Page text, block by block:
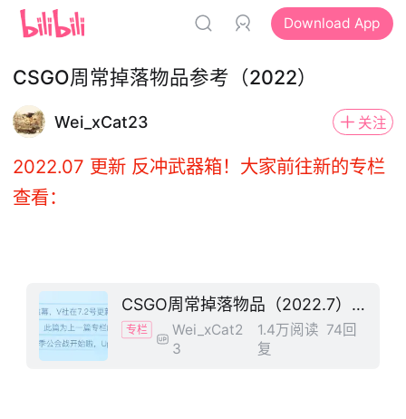
Download App
CSGO周常掉落物品参考（2022）
Wei_xCat23 关注
2022.07 更新 反冲武器箱！大家前往新的专栏
查看：
CSGO周常掉落物品（2022.7）#更新 反冲武器箱
专栏
Wei_xCat2
3
1.4万阅读 74回
复